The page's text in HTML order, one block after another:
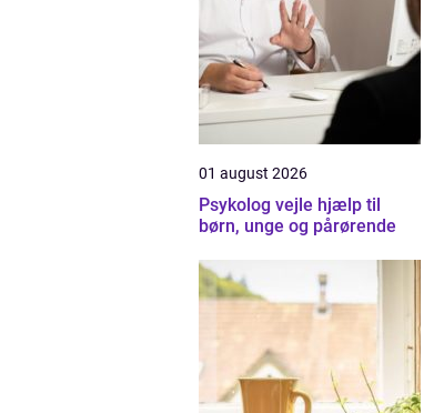
01 august 2026
Psykolog vejle hjælp til
børn, unge og pårørende